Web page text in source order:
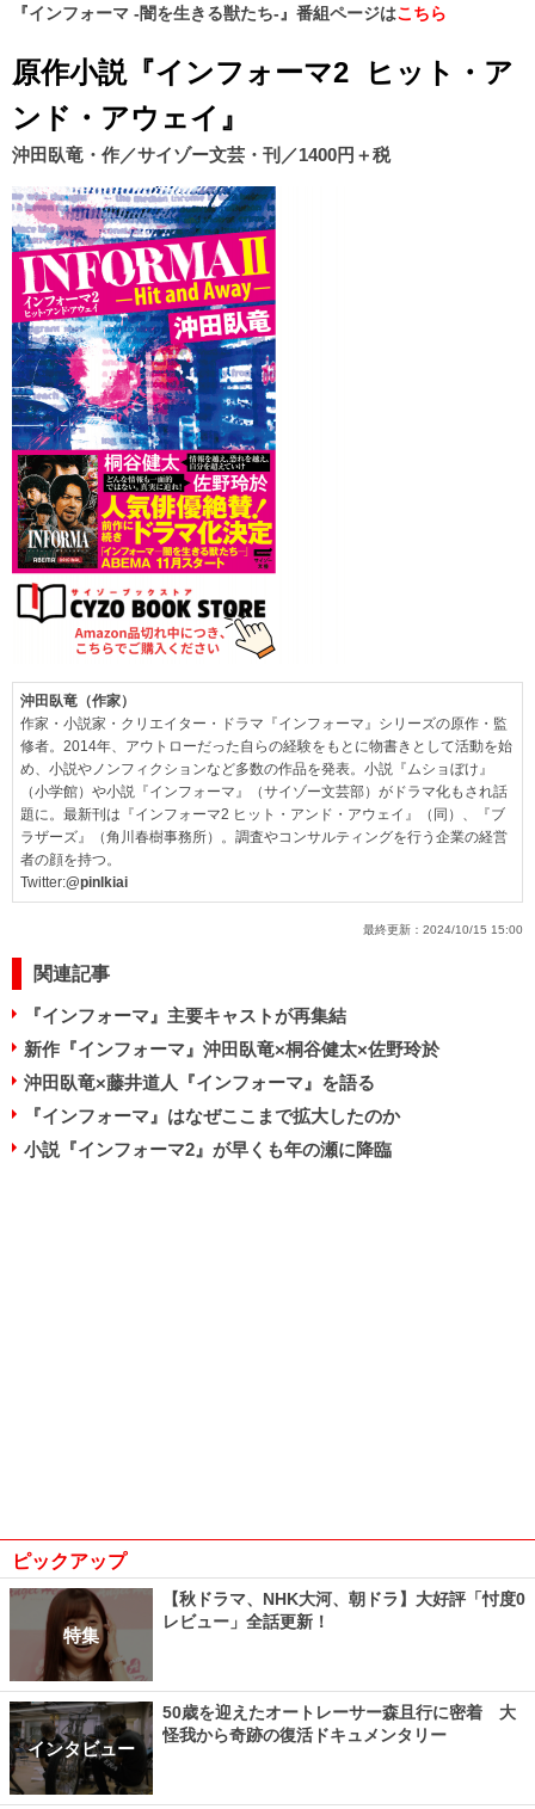
『インフォーマ -闇を生きる獣たち-』番組ページはこちら
原作小説『インフォーマ2 ヒット・ア
ンド・アウェイ』
沖田臥竜・作／サイゾー文芸・刊／1400円＋税
沖田臥竜（作家）
作家・小説家・クリエイター・ドラマ『インフォーマ』シリーズの原作・監
修者。2014年、アウトローだった自らの経験をもとに物書きとして活動を始
め、小説やノンフィクションなど多数の作品を発表。小説『ムショぼけ』
（小学館）や小説『インフォーマ』（サイゾー文芸部）がドラマ化もされ話
題に。最新刊は『インフォーマ2 ヒット・アンド・アウェイ』（同）、『ブ
ラザーズ』（角川春樹事務所）。調査やコンサルティングを行う企業の経営
者の顔を持つ。
Twitter:@pinlkiai
最終更新： 2024/10/15 15:00
関連記事
『インフォーマ』主要キャストが再集結
新作『インフォーマ』沖田臥竜×桐谷健太×佐野玲於
沖田臥竜×藤井道人『インフォーマ』を語る
『インフォーマ』はなぜここまで拡大したのか
小説『インフォーマ2』が早くも年の瀬に降臨
ピックアップ
特集
【秋ドラマ、NHK大河、朝ドラ】大好評「忖度0
レビュー」全話更新！
インタビュー
50歳を迎えたオートレーサー森且行に密着 大
怪我から奇跡の復活ドキュメンタリー